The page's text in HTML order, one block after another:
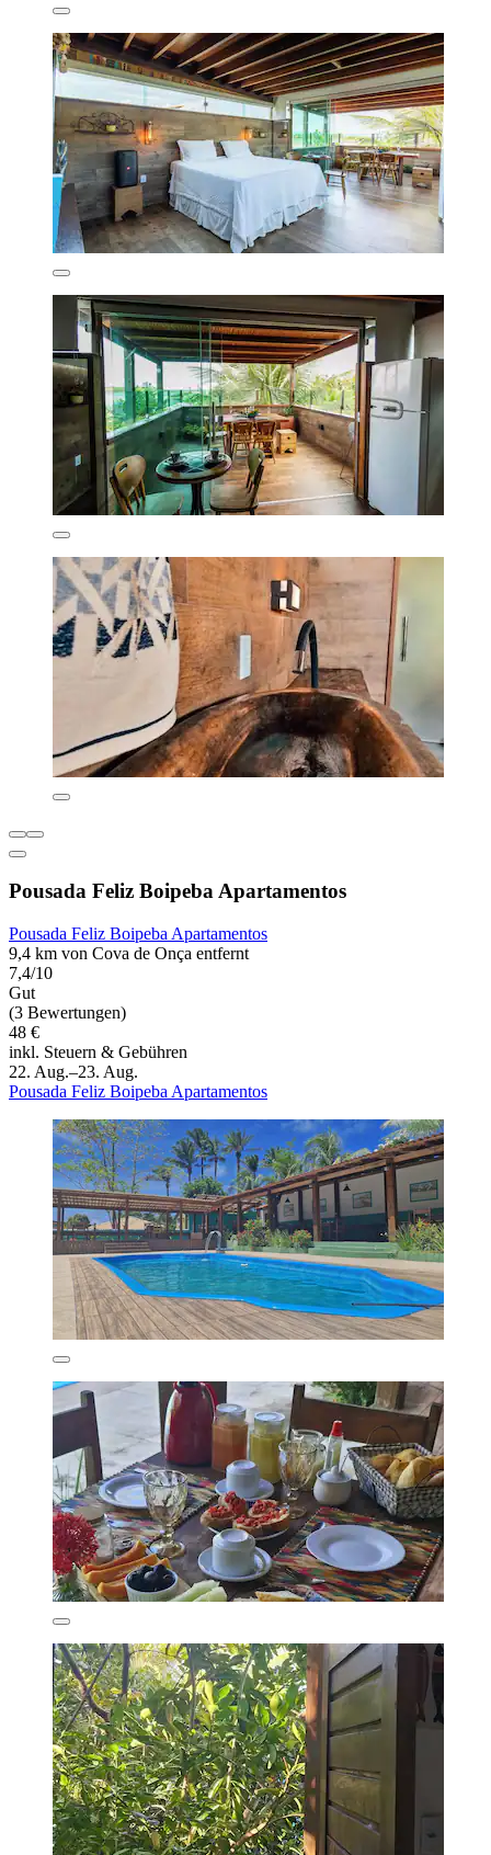
Pousada Feliz Boipeba Apartamentos
Pousada Feliz Boipeba Apartamentos
9,4 km von Cova de Onça entfernt
7,4/10
Gut
(3 Bewertungen)
48 €
inkl. Steuern & Gebühren
22. Aug.–23. Aug.
Pousada Feliz Boipeba Apartamentos